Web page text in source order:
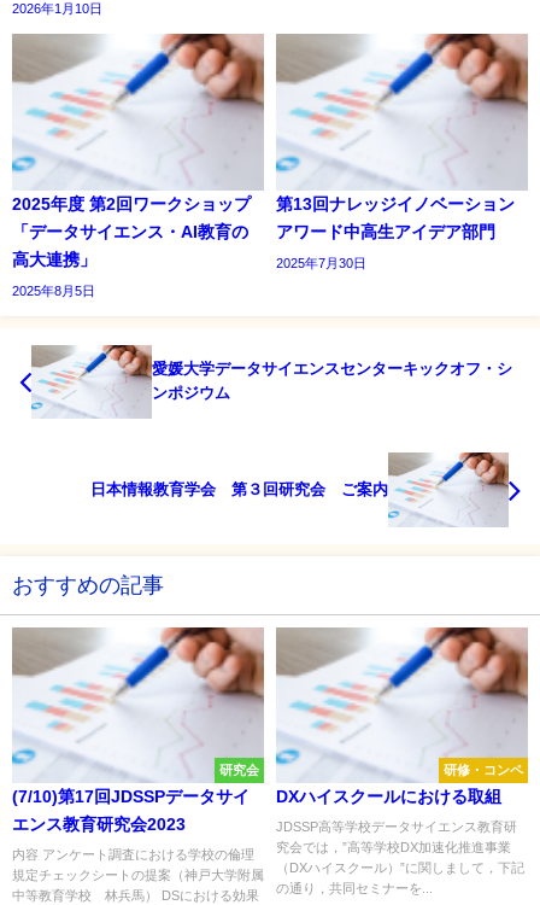
2026年1月10日
2025年度 第2回ワークショップ
「データサイエンス・AI教育の
高大連携」
2025年8月5日
第13回ナレッジイノベーション
アワード中高生アイデア部門
2025年7月30日
愛媛大学データサイエンスセンターキックオフ・シ
ンポジウム
日本情報教育学会 第３回研究会 ご案内
おすすめの記事
研究会
(7/10)第17回JDSSPデータサイ
エンス教育研究会2023
内容 アンケート調査における学校の倫理
規定チェックシートの提案（神戸大学附属
中等教育学校 林兵馬） DSにおける効果
研修・コンペ
DXハイスクールにおける取組
JDSSP高等学校データサイエンス教育研
究会では，”高等学校DX加速化推進事業
（DXハイスクール）”に関しまして，下記
の通り，共同セミナーを...